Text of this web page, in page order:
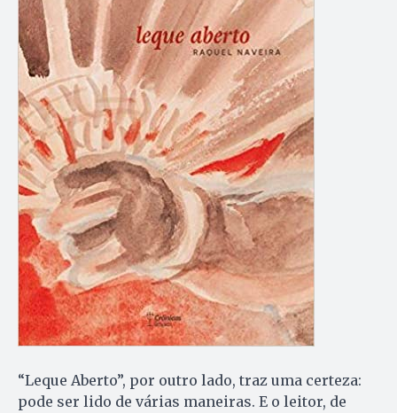
“Leque Aberto”, por outro lado, traz uma certeza:
pode ser lido de várias maneiras. E o leitor, de